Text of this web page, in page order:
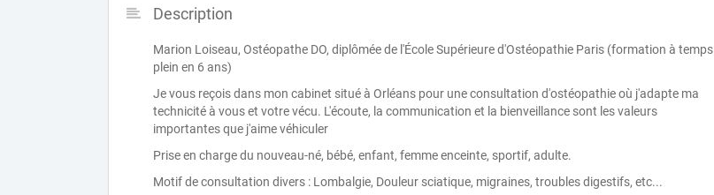
Description
Marion Loiseau, Ostéopathe DO, diplômée de l'École Supérieure d'Ostéopathie Paris (formation à temps
plein en 6 ans)
Je vous reçois dans mon cabinet situé à Orléans pour une consultation d'ostéopathie où j'adapte ma
technicité à vous et votre vécu. L'écoute, la communication et la bienveillance sont les valeurs
importantes que j'aime véhiculer
Prise en charge du nouveau-né, bébé, enfant, femme enceinte, sportif, adulte.
Motif de consultation divers : Lombalgie, Douleur sciatique, migraines, troubles digestifs, etc...